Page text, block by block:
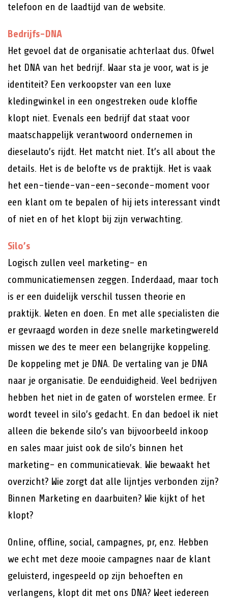
telefoon en de laadtijd van de website.
Bedrijfs-DNA
Het gevoel dat de organisatie achterlaat dus. Ofwel
het DNA van het bedrijf. Waar sta je voor, wat is je
identiteit? Een verkoopster van een luxe
kledingwinkel in een ongestreken oude kloffie
klopt niet. Evenals een bedrijf dat staat voor
maatschappelijk verantwoord ondernemen in
dieselauto’s rijdt. Het matcht niet. It’s all about the
details. Het is de belofte vs de praktijk. Het is vaak
het een-tiende-van-een-seconde-moment voor
een klant om te bepalen of hij iets interessant vindt
of niet en of het klopt bij zijn verwachting.
Silo’s
Logisch zullen veel marketing- en
communicatiemensen zeggen. Inderdaad, maar toch
is er een duidelijk verschil tussen theorie en
praktijk. Weten en doen. En met alle specialisten die
er gevraagd worden in deze snelle marketingwereld
missen we des te meer een belangrijke koppeling.
De koppeling met je DNA. De vertaling van je DNA
naar je organisatie. De eenduidigheid. Veel bedrijven
hebben het niet in de gaten of worstelen ermee. Er
wordt teveel in silo’s gedacht. En dan bedoel ik niet
alleen die bekende silo’s van bijvoorbeeld inkoop
en sales maar juist ook de silo’s binnen het
marketing- en communicatievak. Wie bewaakt het
overzicht? Wie zorgt dat alle lijntjes verbonden zijn?
Binnen Marketing en daarbuiten? Wie kijkt of het
klopt?
Online, offline, social, campagnes, pr, enz. Hebben
we echt met deze mooie campagnes naar de klant
geluisterd, ingespeeld op zijn behoeften en
verlangens, klopt dit met ons DNA? Weet iedereen